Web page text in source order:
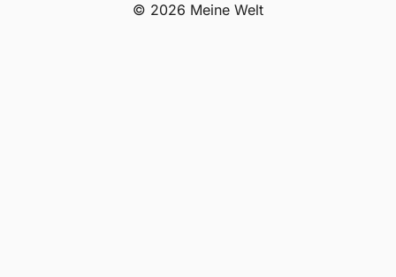
© 2026 Meine Welt